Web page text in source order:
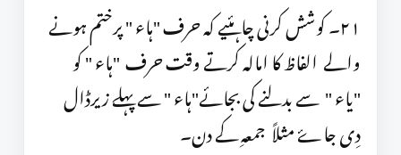
۲١۔ کوشش کرنی چاہئیے کہ حرف "ہاء " پرختم ہونے
والے الفاظ کا امالہ کرتے وقت حرف "ہاء " کو
"یاء " سے بدلنے کی بجائے"ہاء " سے پہلے زیرڈال
دِی جاۓ مثلاً جمعہِ کے دن۔